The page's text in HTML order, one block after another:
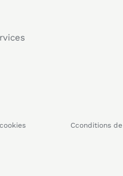
Cconditions